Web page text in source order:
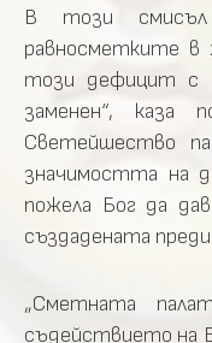
В този
равносметките
този дефицит с
заменен“, каза
Светейшество
значимостта на
пожела Бог да
създадената
„Сметната
съдействието на